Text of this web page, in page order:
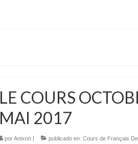
LE COURS
MAI 2017
porAntxon| publicado en: Cours de Français